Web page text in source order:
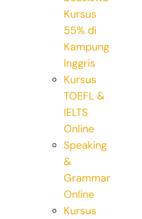
Kursus
55% di
Kampung
Inggris
Kursus
TOEFL &
IELTS
Online
Speaking
&
Grammar
Online
Kursus